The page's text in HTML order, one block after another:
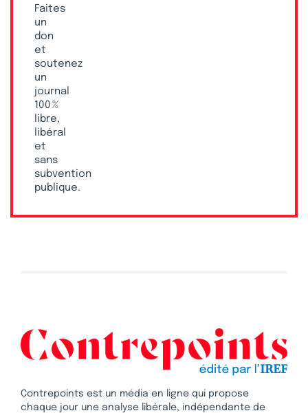
Faites
un
don
et
soutenez
un
journal
100 %
libre,
libéral
et
sans
subvention
publique.
Contrepoints est un média en ligne qui propose
chaque jour une analyse libérale, indépendante de